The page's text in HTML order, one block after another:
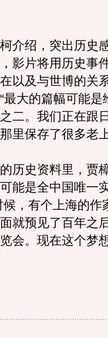
绍，突出历史
影片将用历史事
以及与世博的关
最大的篇幅可能
二。我们正在跟
里保存了很多老
史资料里，贾
是全中国唯一
，有个上海的作
就预见了百年之
会。现在这个梦